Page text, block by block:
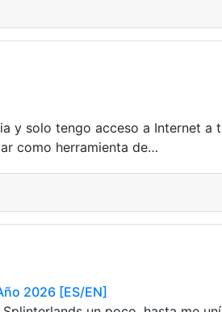
y solo tengo acceso a Internet a
como herramienta de…
2026 [ES/EN]